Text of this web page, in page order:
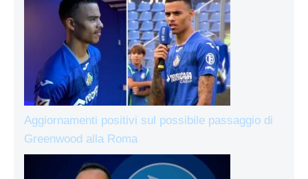
Aggiornamenti positivi sul possibile passaggio di
Greenwood alla Roma